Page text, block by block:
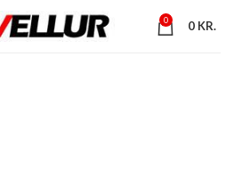
0 0 KR.